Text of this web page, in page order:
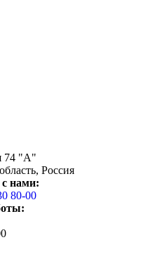
74 "А"
Россия
с нами:
80-00